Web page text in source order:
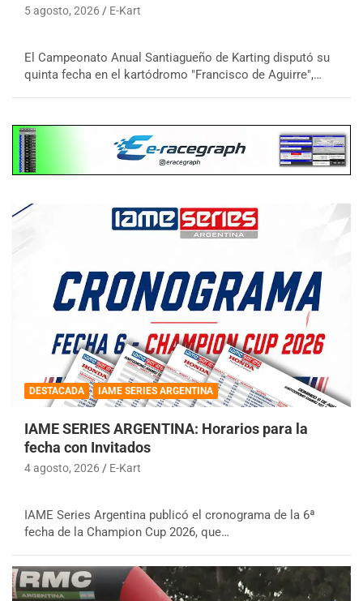
5 agosto, 2026 E-Kart
El Campeonato Anual Santiagueño de Karting disputó su
quinta fecha en el kartódromo "Francisco de Aguirre",…
DESTACADA IAME SERIES ARGENTINA
IAME SERIES ARGENTINA: Horarios para la
fecha con Invitados
4 agosto, 2026 E-Kart
IAME Series Argentina publicó el cronograma de la 6ª
fecha de la Champion Cup 2026, que…